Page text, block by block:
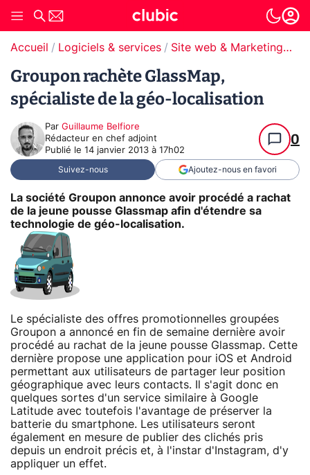
Accueil Logiciels & services Site web & Marketing Digital
Groupon rachète GlassMap,
spécialiste de la géo-localisation
Par Guillaume Belfiore
Rédacteur en chef adjoint
Publié le 14 janvier 2013 à 17h02
0
Suivez-nous Ajoutez-nous en favori
La société Groupon annonce avoir procédé a rachat
de la jeune pousse Glassmap afin d'étendre sa
technologie de géo-localisation.
Le spécialiste des offres promotionnelles groupées
Groupon a annoncé en fin de semaine dernière avoir
procédé au rachat de la jeune pousse Glassmap. Cette
dernière propose une application pour iOS et Android
permettant aux utilisateurs de partager leur position
géographique avec leurs contacts. Il s'agit donc en
quelques sortes d'un service similaire à Google
Latitude avec toutefois l'avantage de préserver la
batterie du smartphone. Les utilisateurs seront
également en mesure de publier des clichés pris
depuis un endroit précis et, à l'instar d'Instagram, d'y
appliquer un effet.